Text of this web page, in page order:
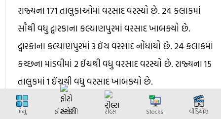
રાજ્યના 171 તાલુકાઓમાં વરસાદ વરસ્યો છે. 24 કલાકમાં
સૌથી વધુ દ્વારકાના કલ્યાણપુરમાં વરસાદ ખાબક્યો છે.
દ્વારકાના કલ્યાણપુરમાં 3 ઈંચ વરસાદ નોંધાયો છે. 24 કલાકમાં
કચ્છના માંડવીમાં 2 ઈંચથી વધુ વરસાદ વરસ્યો છે. રાજ્યના 15
તાલુકમાં 1 ઈંચથી વધુ વરસાદ ખાબક્યો છે.
28 Jun 2025 09:03 AM (IST)
મેનુ ફોટો સ્ટોરી રીલ્સ Stocks વીડિયોઝ